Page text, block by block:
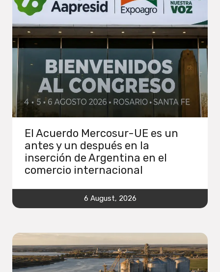
El Acuerdo Mercosur-UE es un
antes y un después en la
inserción de Argentina en el
comercio internacional
6 August, 2026